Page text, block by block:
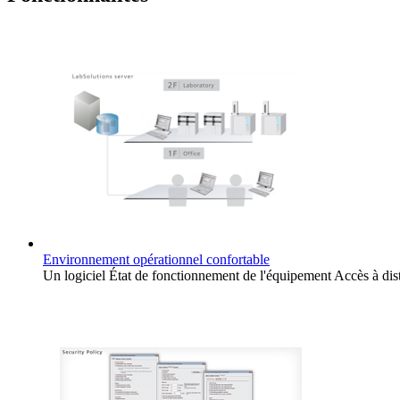
Environnement opérationnel confortable
Un logiciel État de fonctionnement de l'équipement Accès à